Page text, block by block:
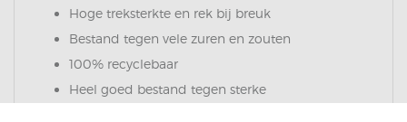
Hoge treksterkte en rek bij breuk
Bestand tegen vele zuren en zouten
100% recyclebaar
Heel goed bestand tegen sterke